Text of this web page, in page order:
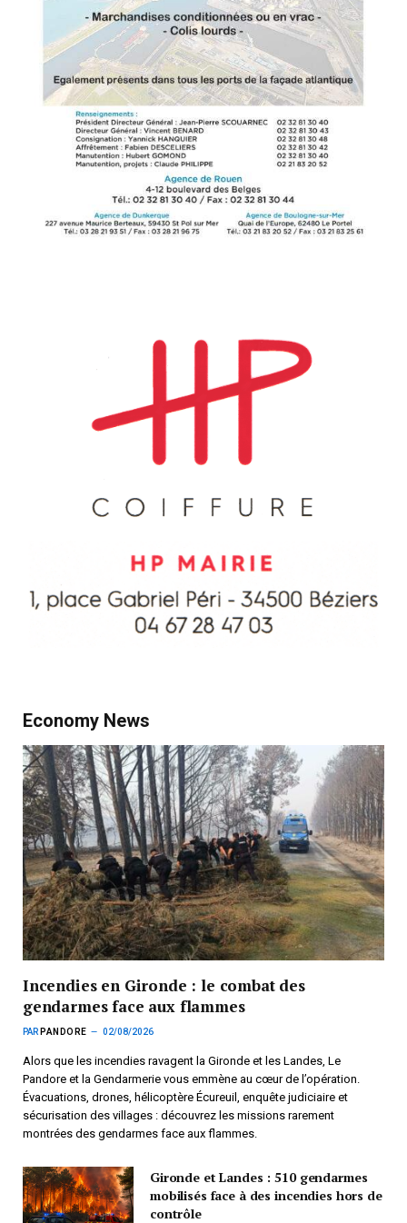
Economy News
Incendies en Gironde : le combat des
gendarmes face aux flammes
PAR PANDORE 02/08/2026
Alors que les incendies ravagent la Gironde et les Landes, Le
Pandore et la Gendarmerie vous emmène au cœur de l’opération.
Évacuations, drones, hélicoptère Écureuil, enquête judiciaire et
sécurisation des villages : découvrez les missions rarement
montrées des gendarmes face aux flammes.
Gironde et Landes : 510 gendarmes
mobilisés face à des incendies hors de
contrôle